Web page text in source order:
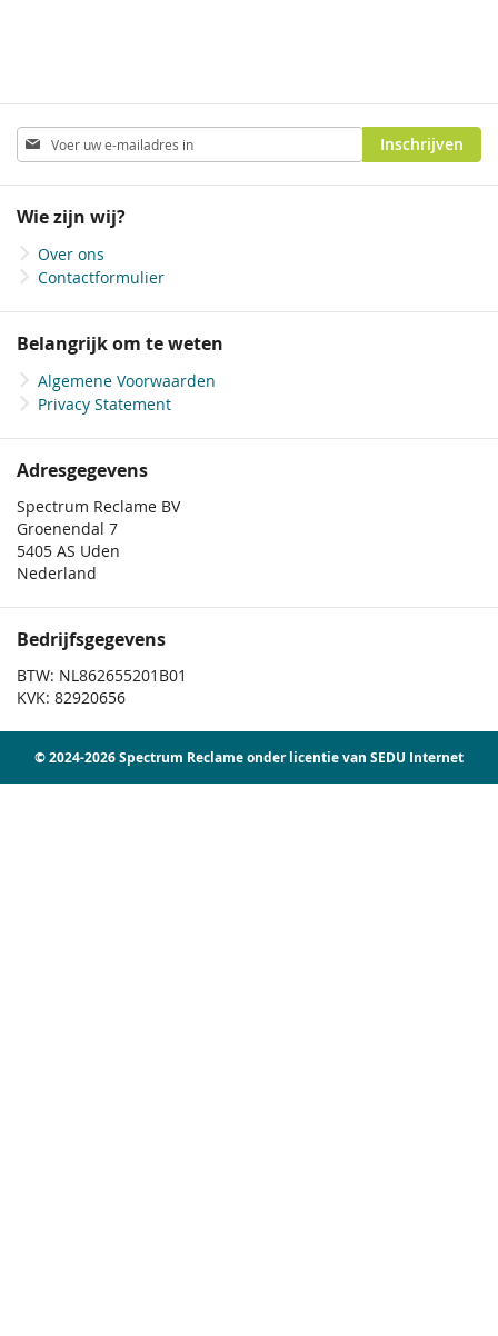
Abonneer
u
op
nieuwsbrief
Inschrijven
Wie zijn wij?
Over ons
Contactformulier
Belangrijk om te weten
Algemene Voorwaarden
Privacy Statement
Adresgegevens
Spectrum Reclame BV
Groenendal 7
5405 AS Uden
Nederland
Bedrijfsgegevens
BTW: NL862655201B01
KVK: 82920656
© 2024-2026 Spectrum Reclame onder licentie van SEDU Internet